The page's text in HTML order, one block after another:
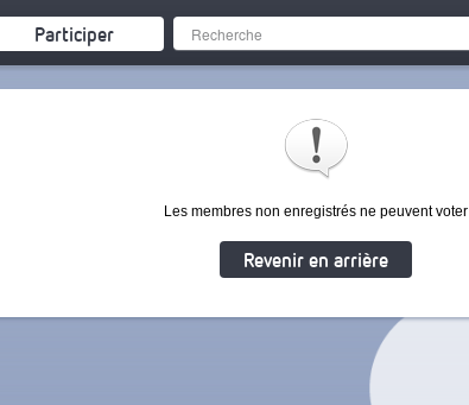
Participer
Les membres non enregistrés ne peuvent voter
Revenir en arrière